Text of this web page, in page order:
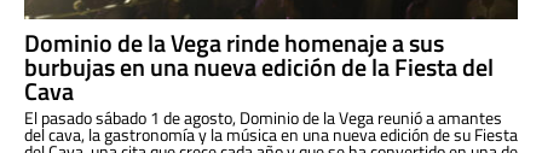
Dominio de la Vega rinde homenaje a sus
burbujas en una nueva edición de la Fiesta del
Cava
El pasado sábado 1 de agosto, Dominio de la Vega reunió a amantes
del cava, la gastronomía y la música en una nueva edición de su Fiesta